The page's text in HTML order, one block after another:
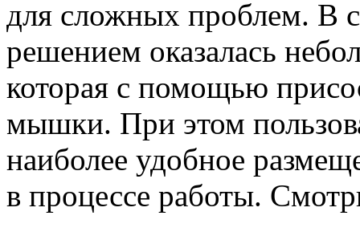
для сложных проблем. В
решением оказалась
которая с помощью
мышки. При этом
наиболее удобное
в процессе работы.